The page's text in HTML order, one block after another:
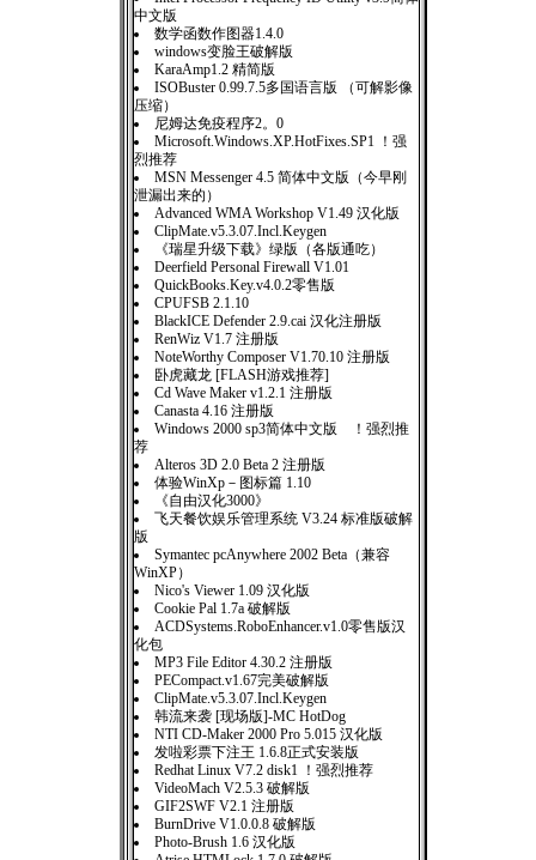
中文版
数学函数作图器1.4.0
windows变脸王破解版
KaraAmp1.2 精简版
ISOBuster 0.99.7.5多国语言版 （可解影像
压缩）
尼姆达免疫程序2。0
Microsoft.Windows.XP.HotFixes.SP1 ！强
烈推荐
MSN Messenger 4.5 简体中文版（今早刚
泄漏出来的）
Advanced WMA Workshop V1.49 汉化版
ClipMate.v5.3.07.Incl.Keygen
《瑞星升级下载》绿版（各版通吃）
Deerfield Personal Firewall V1.01
QuickBooks.Key.v4.0.2零售版
CPUFSB 2.1.10
BlackICE Defender 2.9.cai 汉化注册版
RenWiz V1.7 注册版
NoteWorthy Composer V1.70.10 注册版
卧虎藏龙 [FLASH游戏推荐]
Cd Wave Maker v1.2.1 注册版
Canasta 4.16 注册版
Windows 2000 sp3简体中文版 ！强烈推
荐
Alteros 3D 2.0 Beta 2 注册版
体验WinXp－图标篇 1.10
《自由汉化3000》
飞天餐饮娱乐管理系统 V3.24 标准版破解
版
Symantec pcAnywhere 2002 Beta（兼容
WinXP）
Nico's Viewer 1.09 汉化版
Cookie Pal 1.7a 破解版
ACDSystems.RoboEnhancer.v1.0零售版汉
化包
MP3 File Editor 4.30.2 注册版
PECompact.v1.67完美破解版
ClipMate.v5.3.07.Incl.Keygen
韩流来袭 [现场版]-MC HotDog
NTI CD-Maker 2000 Pro 5.015 汉化版
发啦彩票下注王 1.6.8正式安装版
Redhat Linux V7.2 disk1 ！强烈推荐
VideoMach V2.5.3 破解版
GIF2SWF V2.1 注册版
BurnDrive V1.0.0.8 破解版
Photo-Brush 1.6 汉化版